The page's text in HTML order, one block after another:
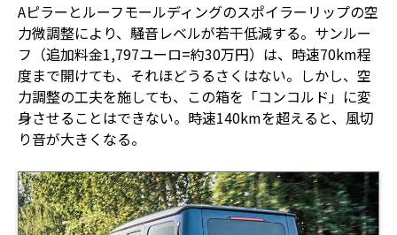
Aピラーとルーフモールディングのスポイラーリップの空
力微調整により、騒音レベルが若干低減する。サンルー
フ（追加料金1,797ユーロ=約30万円）は、時速70km程
度まで開けても、それほどうるさくはない。しかし、空
力調整の工夫を施しても、この箱を「コンコルド」に変
身させることはできない。時速140kmを超えると、風切
り音が大きくなる。